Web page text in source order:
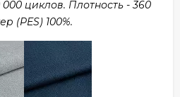
000 циклов. Плотность - 360
(PES) 100%.